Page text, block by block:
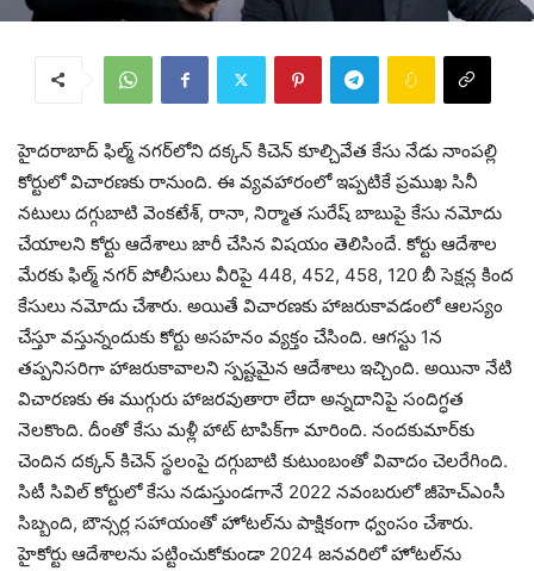
హైదరాబాద్ ఫిల్మ్ నగర్‌లోని దక్కన్ కిచెన్ కూల్చివేత కేసు నేడు నాంపల్లి
కోర్టులో విచారణకు రానుంది. ఈ వ్యవహారంలో ఇప్పటికే ప్రముఖ సినీ
నటులు దగ్గుబాటి వెంకటేశ్, రానా, నిర్మాత సురేష్ బాబుపై కేసు నమోదు
చేయాలని కోర్టు ఆదేశాలు జారీ చేసిన విషయం తెలిసిందే. కోర్టు ఆదేశాల
మేరకు ఫిల్మ్ నగర్ పోలీసులు వీరిపై 448, 452, 458, 120 బీ సెక్షన్ల కింద
కేసులు నమోదు చేశారు. అయితే విచారణకు హాజరుకావడంలో ఆలస్యం
చేస్తూ వస్తున్నందుకు కోర్టు అసహనం వ్యక్తం చేసింది. ఆగస్టు 1న
తప్పనిసరిగా హాజరుకావాలని స్పష్టమైన ఆదేశాలు ఇచ్చింది. అయినా నేటి
విచారణకు ఈ ముగ్గురు హాజరవుతారా లేదా అన్నదానిపై సందిగ్ధత
నెలకొంది. దీంతో కేసు మళ్లీ హాట్ టాపిక్‌గా మారింది. నందకుమార్‌కు
చెందిన దక్కన్ కిచెన్ స్థలంపై దగ్గుబాటి కుటుంబంతో వివాదం చెలరేగింది.
సిటీ సివిల్ కోర్టులో కేసు నడుస్తుండగానే 2022 న‌వంబ‌రులో జీహెచ్‌ఎంసీ
సిబ్బంది, బౌన్సర్ల సహాయంతో హోటల్‌ను పాక్షికంగా ధ్వంసం చేశారు.
హైకోర్టు ఆదేశాలను పట్టించుకోకుండా 2024 జనవరిలో హోటల్‌ను